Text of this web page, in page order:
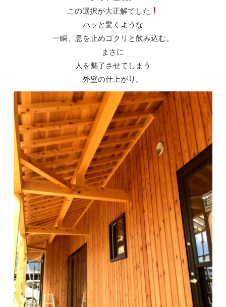
この選択が大正解でした
ハッと驚くような
一瞬、息を止めゴクリと飲み込む。
まさに
人を魅了させてしまう
外壁の仕上がり。